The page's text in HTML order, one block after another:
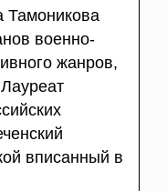
Тамоникова
военно-
жанров,
вписанный в